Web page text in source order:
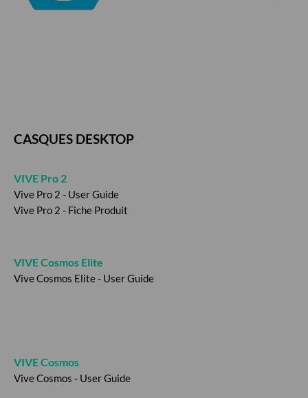
CASQUES DESKTOP
VIVE Pro 2
Vive Pro 2 - User Guide
Vive Pro 2 - Fiche Produit
VIVE Cosmos Elite
Vive Cosmos Elite - User Guide
VIVE Cosmos
Vive Cosmos - User Guide